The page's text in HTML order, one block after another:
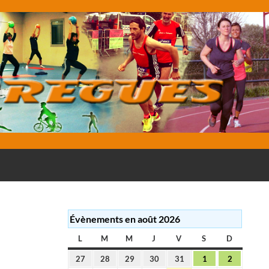
Évènements en août 2026
L LUNDI
M MARDI
M MERCREDI
J JEUDI
V VENDREDI
S SAMEDI
D
27 28 29 30 31 1 2